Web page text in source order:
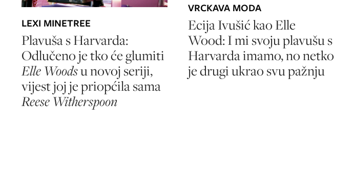
LEXI MINETREE
Plavuša s Harvarda:
Odlučeno je tko će glumiti
Elle Woodsu novoj seriji,
vijest joj je priopćila sama
Reese Witherspoon
VRCKAVA MODA
Ecija Ivušić kao Elle
Wood: I mi svoju plavušu s
Harvarda imamo, no netko
je drugi ukrao svu pažnju